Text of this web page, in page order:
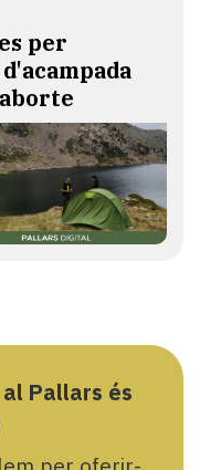
per
Pallars és